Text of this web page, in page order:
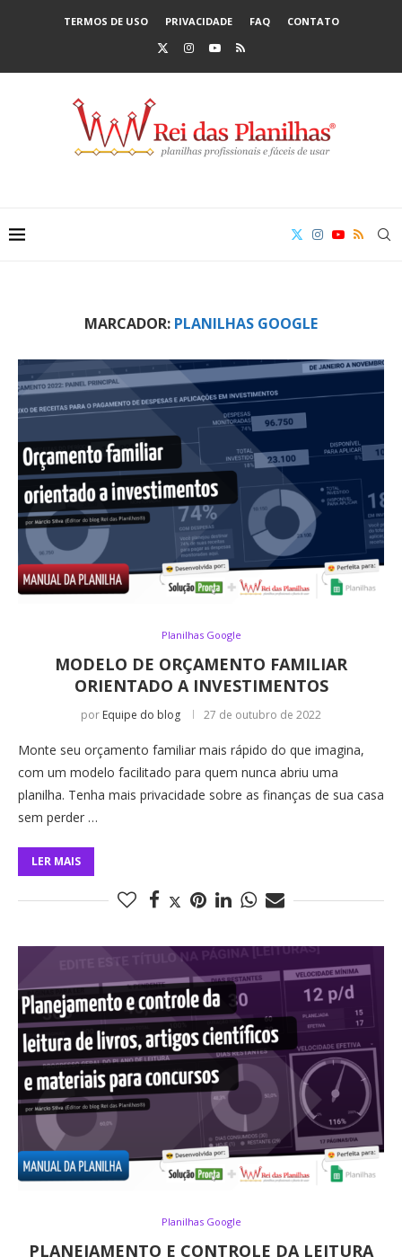
TERMOS DE USO PRIVACIDADE FAQ CONTATO
MARCADOR: PLANILHAS GOOGLE
Planilhas Google
MODELO DE ORÇAMENTO FAMILIAR
ORIENTADO A INVESTIMENTOS
por Equipe do blog 27 de outubro de 2022
Monte seu orçamento familiar mais rápido do que imagina,
com um modelo facilitado para quem nunca abriu uma
planilha. Tenha mais privacidade sobre as finanças de sua casa
sem perder …
LER MAIS
Planilhas Google
PLANEJAMENTO E CONTROLE DA LEITURA